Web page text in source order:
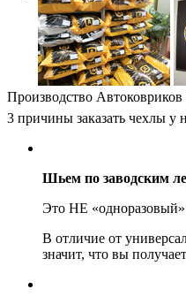
Производство Автоковриков
3 причины заказать чехлы у
Шьем по заводским
Это НЕ
В отличие от
значит, что вы